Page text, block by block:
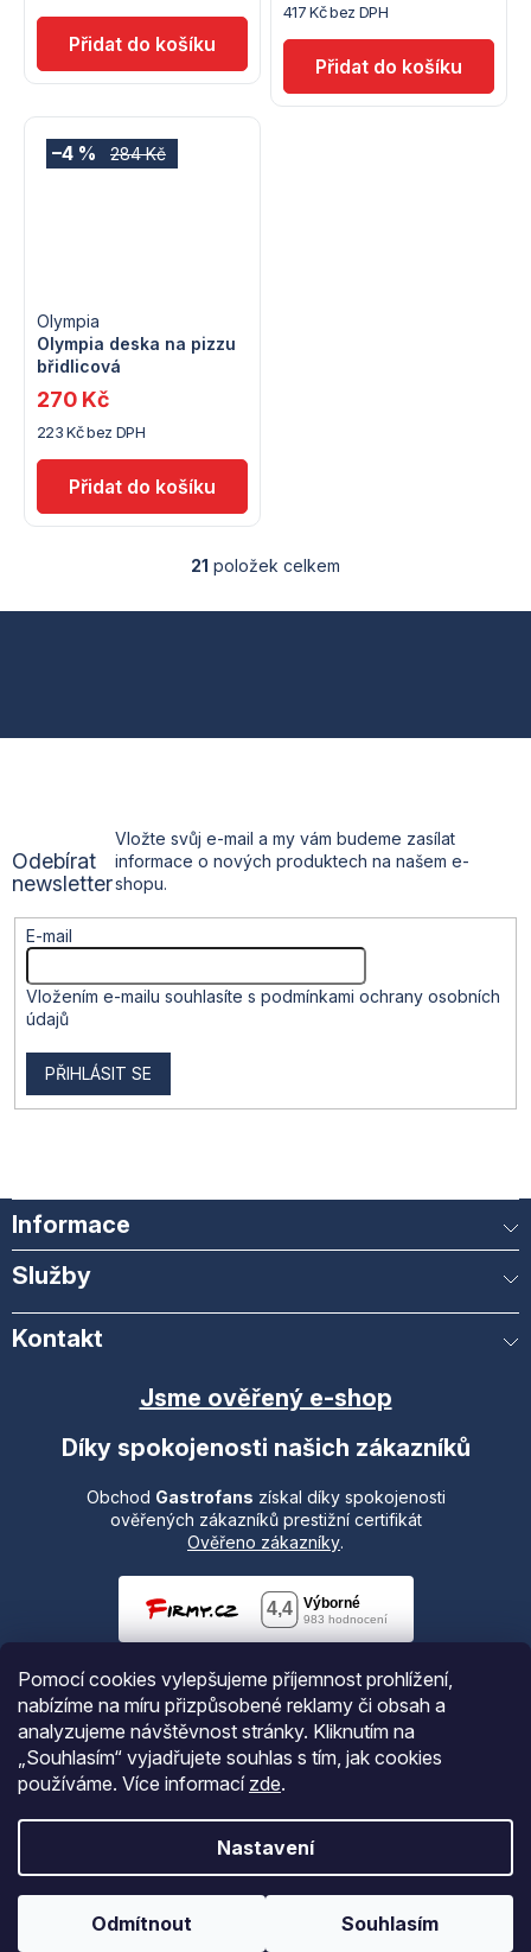
Pomocí cookies vylepšujeme příjemnost prohlížení,
nabízíme na míru přizpůsobené reklamy či obsah a
analyzujeme návštěvnost stránky. Kliknutím na
„Souhlasím“ vyjadřujete souhlas s tím, jak cookies
používáme. Více informací zde.
Nastavení
Odmítnout Souhlasím
417 Kč bez DPH
284 Kč
–4 %
Olympia deska na pizzu
břidlicová
Olympia
223 Kč bez DPH
270 Kč
O
í
y
v
p
u
21 položek celkem
p
Odebírat
newsletter
Vložte svůj e-mail a my vám budeme zasílat
informace o nových produktech na našem e-
shopu.
E-mail
Vložením e-mailu souhlasíte s podmínkami ochrany osobních
údajů
PŘIHLÁSIT SE
Informace
Služby
Kontakt
Jsme ověřený e-shop
Díky spokojenosti našich zákazníků
Obchod Gastrofans získal díky spokojenosti
ověřených zákazníků prestižní certifikát
Ověřeno zákazníky.
Gastrofans.cz
Upravit nastavení cookies